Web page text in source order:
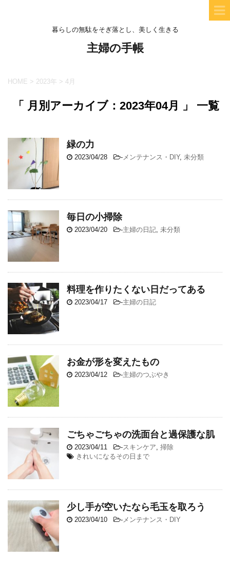
暮らしの無駄をそぎ落とし、美しく生きる
主婦の手帳
HOME > 2023年 > 4月
「 月別アーカイブ：2023年04月 」 一覧
緑の力
2023/04/28 - メンテナンス・DIY, 未分類
毎日の小掃除
2023/04/20 -主婦の日記 未分類
料理を作りたくない日だってある
2023/04/17 -主婦の日記
お金が形を変えたもの
2023/04/12 -主婦のつぶやき
ごちゃごちゃの洗面台と過保護な肌
2023/04/11 -スキンケア 掃除
きれいになるその日まで
少し手が空いたなら毛玉を取ろう
2023/04/10 - メンテナンス・DIY